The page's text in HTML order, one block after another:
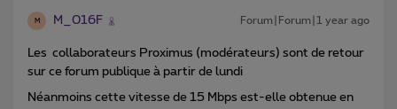
M M_016F Forum|Forum|1 year ago
Les collaborateurs Proximus (modérateurs) sont de retour
sur ce forum publique à partir de lundi
Néanmoins cette vitesse de 15 Mbps est-elle obtenue en